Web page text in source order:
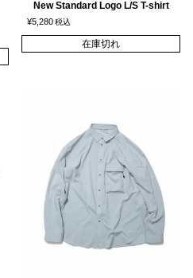
New Standard Logo L/S T-shirt
¥5,280税込
在庫切れ